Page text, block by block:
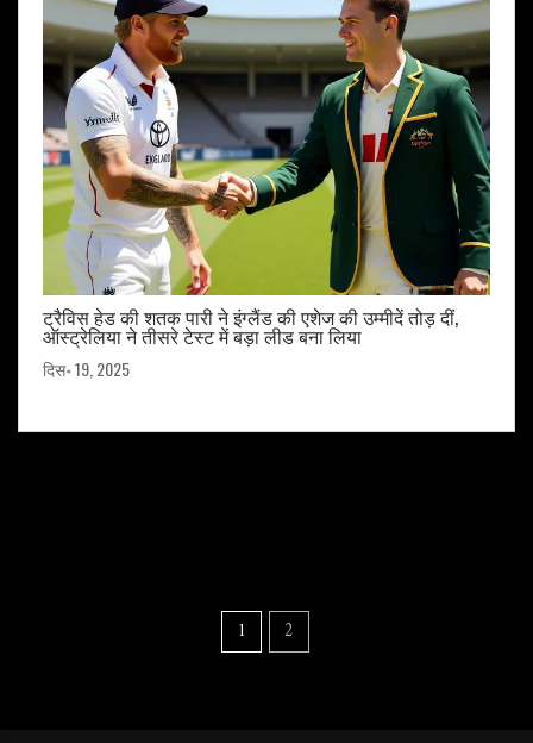
ट्रैविस हेड की शतक पारी ने इंग्लैंड की एशेज की उम्मीदें तोड़ दीं,
ऑस्ट्रेलिया ने तीसरे टेस्ट में बड़ा लीड बना लिया
दिस॰ 19, 2025
1 2